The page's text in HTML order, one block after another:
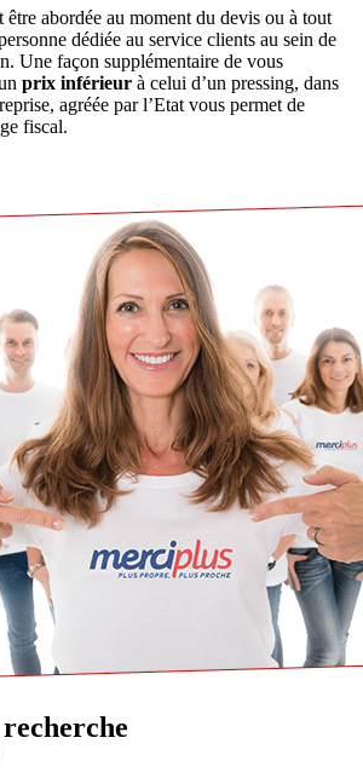
abordée au moment du devis ou à tout
dédiée au service clients au sein de
Une façon supplémentaire de vous
prix inférieur à celui d’un pressing, dans
agréée par l’Etat vous permet de
fiscal.